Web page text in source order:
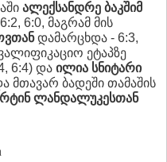
ალექსანდრე ბაკშიმ
6:0, მაგრამ მის
დამარცხდა - 6:3,
ეტაპზე
6:4) და ილია სნიტარი
მთავარ ბადეში თამაშის
ლანდალუკესთან